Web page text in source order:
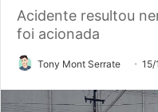
Acidente resultou
foi acionada
Tony Mont Serrate 15/